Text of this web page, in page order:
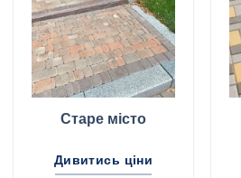
Старе місто
Дивитись ціни